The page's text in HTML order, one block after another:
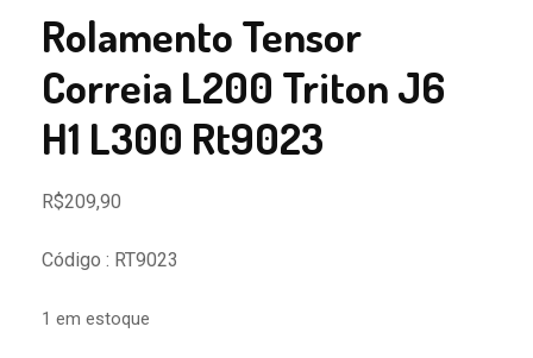
Rolamento Tensor
Correia L200 Triton J6
H1 L300 Rt9023
R$209,90
Código : RT9023
1 em estoque